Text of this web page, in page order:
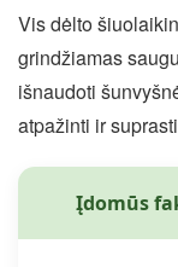
Vis dėlto
grindžiamas
išnaudoti
atpažinti ir
Įdomūs